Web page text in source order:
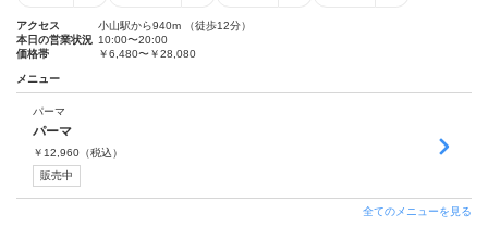
アクセス
小山駅から940m （徒歩12分）
本日の営業状況 10:00〜20:00
価格帯
￥6,480〜￥28,080
メニュー
パーマ
パーマ
￥ 12,960 （税込）
販売中
全てのメニューを見る